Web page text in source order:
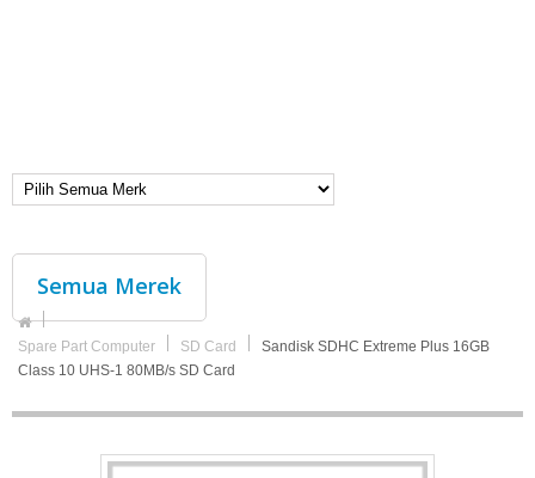
Semua Merek
Spare Part Computer SD Card
Sandisk SDHC Extreme Plus 16GB
Class 10 UHS-1 80MB/s SD Card